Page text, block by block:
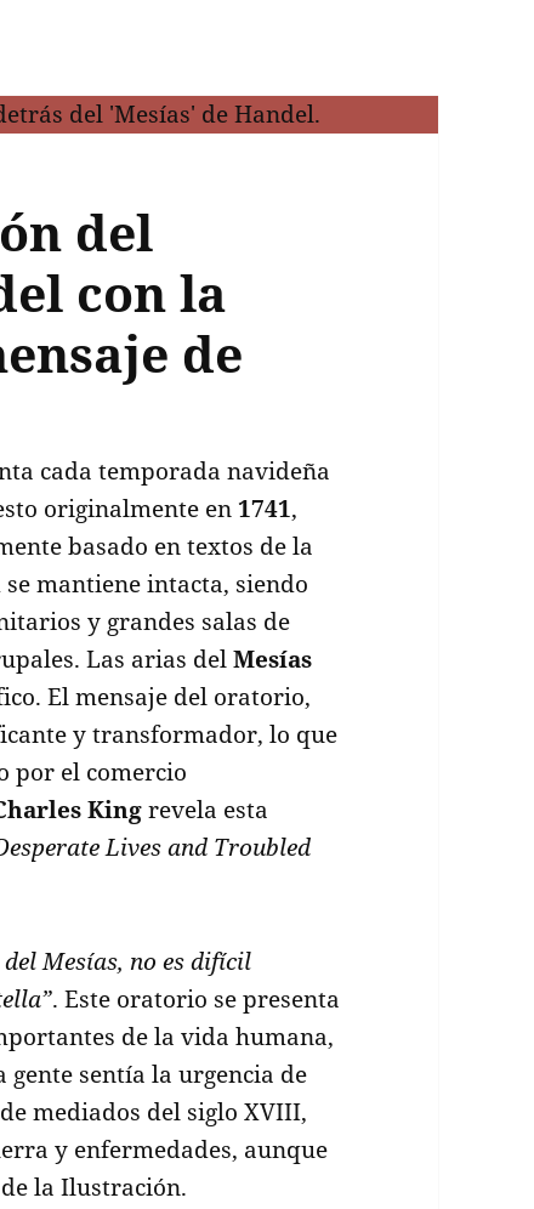
del
con la
de
cada temporada navideña
originalmente en 1741,
basado en textos de la
mantiene intacta, siendo
y grandes salas de
Las arias delMesías
El mensaje del oratorio,
y transformador, lo que
por el comercio
Kingrevela esta
Lives and Troubled
Mesías, no es difícil
. Este oratorio se presenta
de la vida humana,
sentía la urgencia de
mediados del siglo XVIII,
y enfermedades, aunque
la Ilustración.